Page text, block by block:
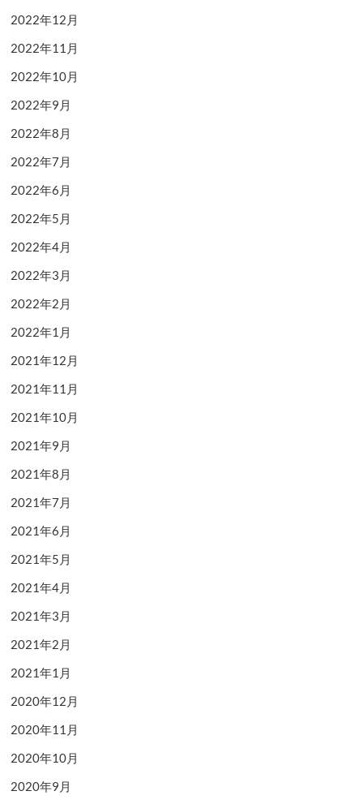
2022年12月
2022年11月
2022年10月
2022年9月
2022年8月
2022年7月
2022年6月
2022年5月
2022年4月
2022年3月
2022年2月
2022年1月
2021年12月
2021年11月
2021年10月
2021年9月
2021年8月
2021年7月
2021年6月
2021年5月
2021年4月
2021年3月
2021年2月
2021年1月
2020年12月
2020年11月
2020年10月
2020年9月